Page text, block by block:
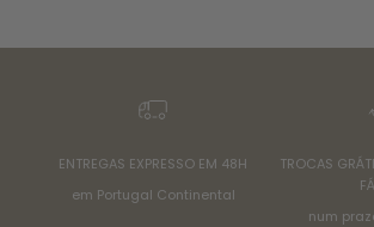
ENTREGAS EXPRESSO EM 48H
em Portugal Continental
TROCAS
num